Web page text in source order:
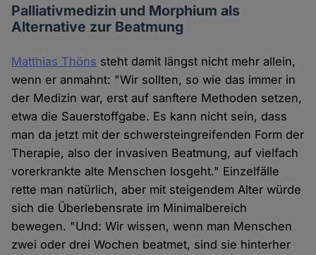
Palliativmedizin und Morphium als
Alternative zur Beatmung
Matthias Thöns steht damit längst nicht mehr allein,
wenn er anmahnt: "Wir sollten, so wie das immer in
der Medizin war, erst auf sanftere Methoden setzen,
etwa die Sauerstoffgabe. Es kann nicht sein, dass
man da jetzt mit der schwersteingreifenden Form der
Therapie, also der invasiven Beatmung, auf vielfach
vorerkrankte alte Menschen losgeht." Einzelfälle
rette man natürlich, aber mit steigendem Alter würde
sich die Überlebensrate im Minimalbereich
bewegen. "Und: Wir wissen, wenn man Menschen
zwei oder drei Wochen beatmet, sind sie hinterher